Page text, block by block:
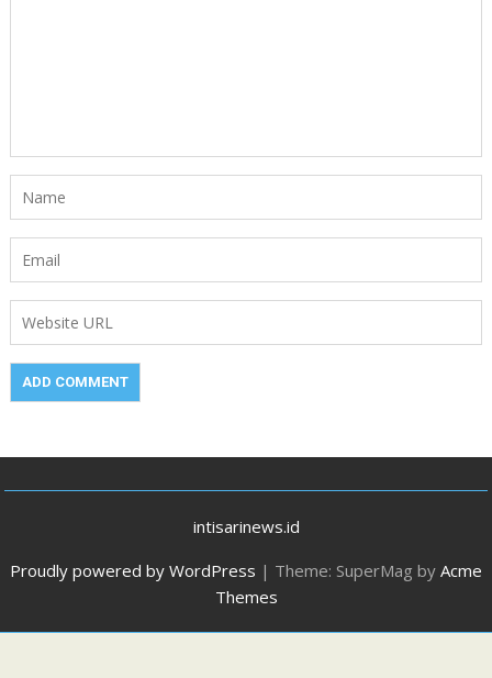
intisarinews.id
Proudly powered by WordPress | Theme: SuperMag by Acme
Themes